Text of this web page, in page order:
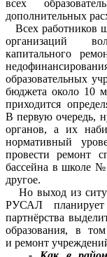
всех
дополнительных
Всех работников
организаций
капитального
образовательных
бюджета около 10
приходится
В первую очередь,
органов, а их
нормативный
провести
бассейна в школе
другое.
Но выход из
РУСАЛ планирует
партнёрства
образования, в
и ремонт